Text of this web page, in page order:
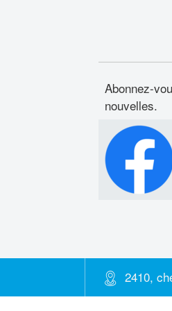
Abonnez-
nouvelles.
2410,